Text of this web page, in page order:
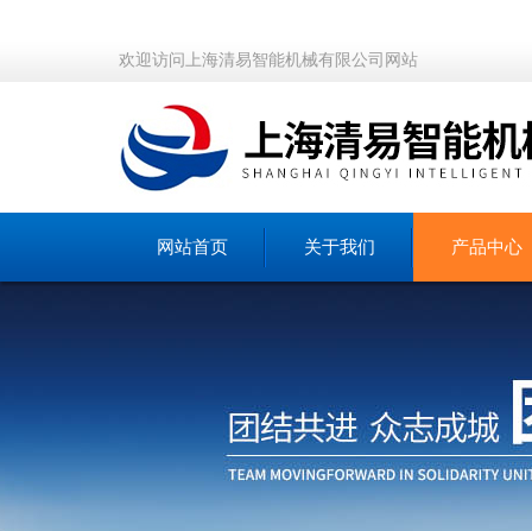
欢迎访问上海清易智能机械有限公司网站
网站首页 关于我们 产品中心